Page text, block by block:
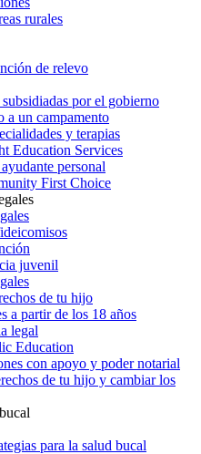
rurales
de relevo
por el gobierno
a un campamento
y terapias
Education Services
personal
First Choice
juvenil
de tu hijo
a partir de los 18 años
legal
Education
con apoyo y poder notarial
de tu hijo y cambiar los
para la salud bucal